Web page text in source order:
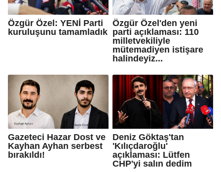
Özgür Özel: YENİ Parti
kuruluşunu tamamladık
Özgür Özel'den yeni
parti açıklaması: 110
milletvekiliyle
mütemadiyen istişare
halindeyiz...
Gazeteci Hazar Dost ve
Kayhan Ayhan serbest
bırakıldı!
Deniz Göktaş'tan
'Kılıçdaroğlu'
açıklaması: Lütfen
CHP'yi salın dedim